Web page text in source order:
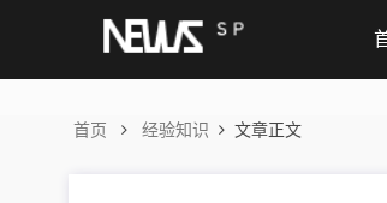
首页 经验知识 文章正文